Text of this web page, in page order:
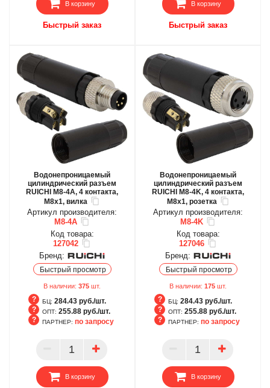
В корзину
Быстрый заказ
В корзину
Быстрый заказ
Водонепроницаемый
цилиндрический разъем
RUICHI M8-4A, 4 контакта,
M8x1, вилка
Артикул производителя:
M8-4A
Код товара:
127042
Бренд:
Быстрый просмотр
В наличии: 375 шт.
БЦ: 284.43 руб./шт.
ОПТ: 255.88 руб./шт.
ПАРТНЕР
ПАРТНЕР: по запросу
В корзину
Водонепроницаемый
цилиндрический разъем
RUICHI M8-4K, 4 контакта,
M8x1, розетка
Артикул производителя:
M8-4K
Код товара:
127046
Бренд:
Быстрый просмотр
В наличии: 175 шт.
БЦ: 284.43 руб./шт.
ОПТ: 255.88 руб./шт.
ПАРТНЕР
ПАРТНЕР: по запросу
В корзину